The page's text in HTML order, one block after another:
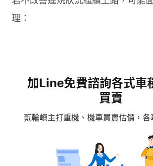
加Line免費諮詢各式車
買賣
貳輪嶼主打重機、機車買賣估價，各
理：
吊銷牌照：屢次違規不改善可能
件，建議儘快處理。最簡單的方式
規部分，恢復機車的合法狀態。